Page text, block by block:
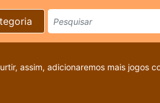
assim, adicionaremos mais jogos